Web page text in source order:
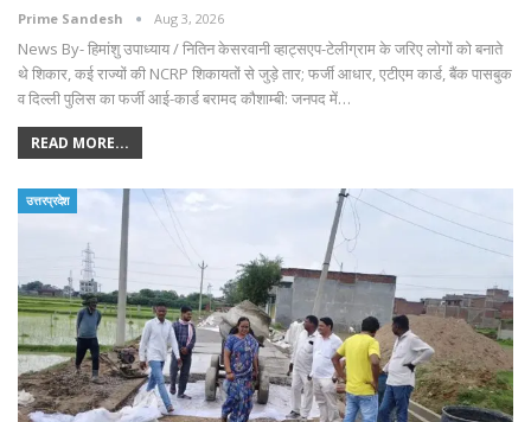
Prime Sandesh Aug 3, 2026
News By- हिमांशु उपाध्याय / नितिन केसरवानी व्हाट्सएप-टेलीग्राम के जरिए लोगों को बनाते
थे शिकार, कई राज्यों की NCRP शिकायतों से जुड़े तार; फर्जी आधार, एटीएम कार्ड, बैंक पासबुक
व दिल्ली पुलिस का फर्जी आई-कार्ड बरामद कौशाम्बी: जनपद में…
READ MORE...
उत्तरप्रदेश